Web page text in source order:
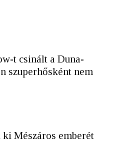
t csinált a Duna-
szuperhősként nem
Mészáros emberét